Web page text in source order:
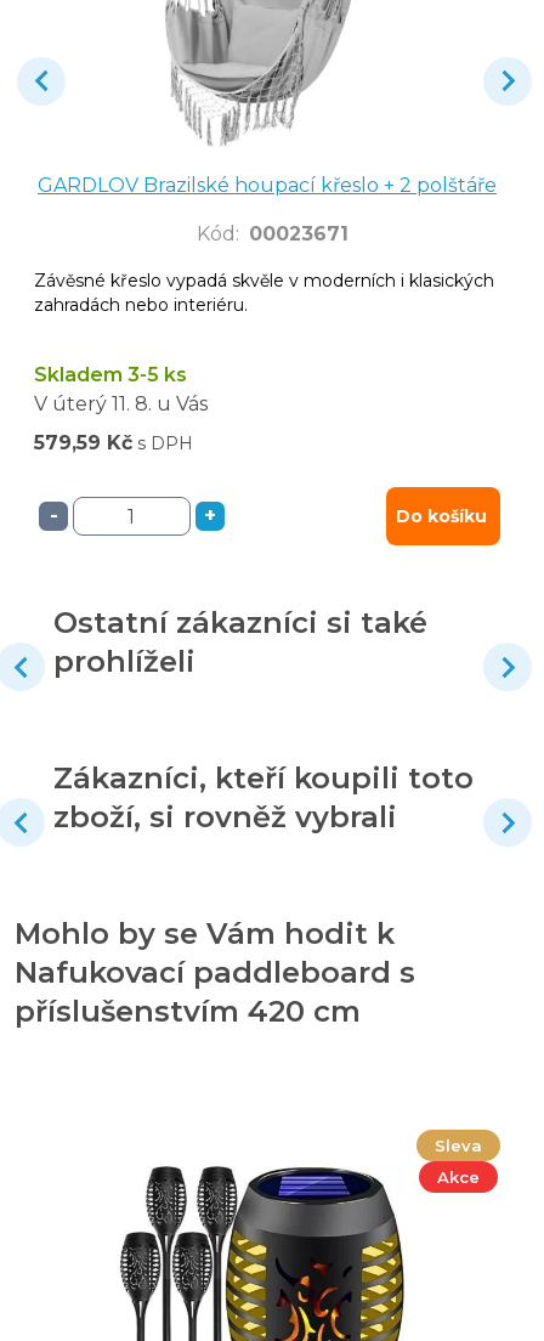
GARDLOV Brazilské houpací křeslo + 2 polštáře
Kód : 00023671
Závěsné křeslo vypadá skvěle v moderních i klasických
zahradách nebo interiéru.
Skladem 3-5 ks
V úterý 11. 8. u Vás
579,59 Kč s DPH
- + Do košíku
Ostatní zákazníci si také
prohlíželi
Zákazníci, kteří koupili toto
zboží, si rovněž vybrali
Mohlo by se Vám hodit k
Nafukovací paddleboard s
příslušenstvím 420 cm
Sleva
Akce